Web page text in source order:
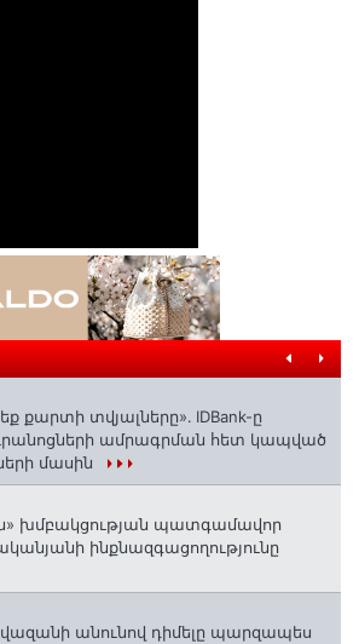
տվյալները»․ IDBank-ը
ամրագրման հետ կապված
մասին
խմբակցության պատգամավոր
ինքնազգացողությունը
անունով դիմելը պարզապես